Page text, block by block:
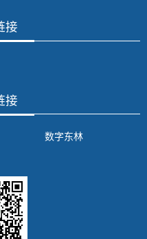
接
接
数字东林